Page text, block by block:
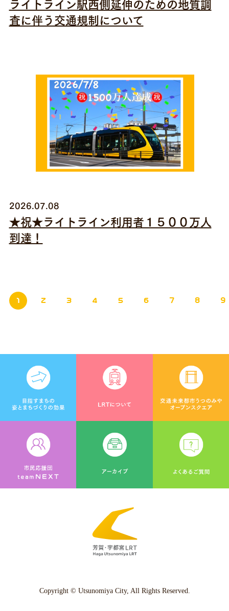
ライトライン駅西側延伸のための地質調
査に伴う交通規制について
2026.07.08
★祝★ライトライン利用者１５００万人
到達！
1 2 3 4 5 6 7 8 9
Copyright © Utsunomiya City, All Rights Reserved.